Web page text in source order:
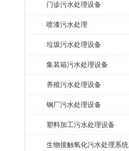
门诊污水处理设备
喷漆污水处理
垃圾污水处理设备
集装箱污水处理设备
养殖污水处理设备
钢厂污水处理设备
塑料加工污水处理设备
生物接触氧化污水处理系统